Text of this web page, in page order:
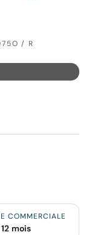
/ R
COMMERCIALE
12 mois